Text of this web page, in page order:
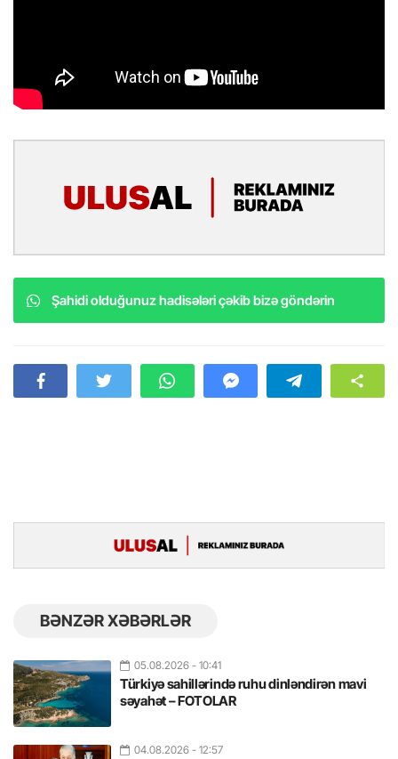
Şahidi olduğunuz hadisələri çəkib bizə göndərin
BƏNZƏR XƏBƏRLƏR
05.08.2026 - 10:41
Türkiyə sahillərində ruhu dinləndirən mavi
səyahət – FOTOLAR
04.08.2026 - 12:57